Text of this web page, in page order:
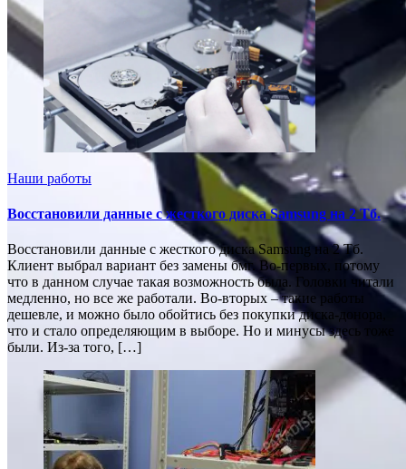
Наши работы
Восстановили данные с жесткого диска Samsung на 2 Тб.
Восстановили данные с жесткого диска Samsung на 2 Тб.
Клиент выбрал вариант без замены бмг. Во-первых, потому
что в данном случае такая возможность была. Головки читали
медленно, но все же работали. Во-вторых – такие работы
дешевле, и можно было обойтись без покупки диска-донора,
что и стало определяющим в выборе. Но и минусы здесь тоже
были. Из-за того, […]